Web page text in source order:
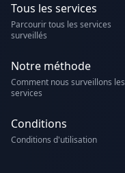
Tous les services
Parcourir tous les services
surveillés
Notre méthode
Comment nous surveillons les
services
Conditions
Conditions d'utilisation